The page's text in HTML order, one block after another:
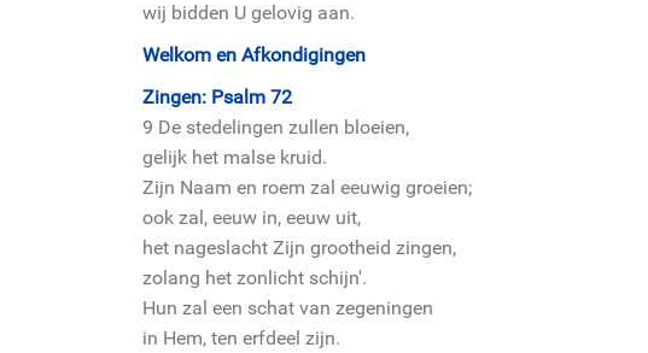
wij bidden U gelovig aan.
Welkom en Afkondigingen
Zingen: Psalm 72
9 De stedelingen zullen bloeien,
gelijk het malse kruid.
Zijn Naam en roem zal eeuwig groeien;
ook zal, eeuw in, eeuw uit,
het nageslacht Zijn grootheid zingen,
zolang het zonlicht schijn'.
Hun zal een schat van zegeningen
in Hem, ten erfdeel zijn.